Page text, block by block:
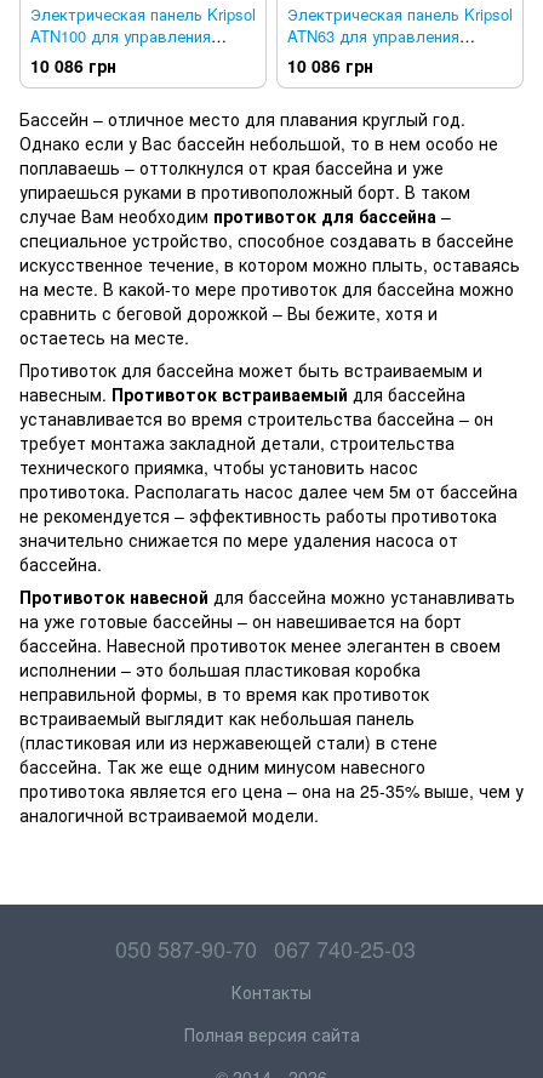
Электрическая панель Kripsol
ATN100 для управления
противотоком
10 086 грн
Электрическая панель Kripsol
ATN63 для управления
противотоком
10 086 грн
Бассейн – отличное место для плавания круглый год.
Однако если у Вас бассейн небольшой, то в нем особо не
поплаваешь – оттолкнулся от края бассейна и уже
упираешься руками в противоположный борт. В таком
случае Вам необходим противоток для бассейна –
специальное устройство, способное создавать в бассейне
искусственное течение, в котором можно плыть, оставаясь
на месте. В какой-то мере противоток для бассейна можно
сравнить с беговой дорожкой – Вы бежите, хотя и
остаетесь на месте.
Противоток для бассейна может быть встраиваемым и
навесным. Противоток встраиваемый для бассейна
устанавливается во время строительства бассейна – он
требует монтажа закладной детали, строительства
технического приямка, чтобы установить насос
противотока. Располагать насос далее чем 5м от бассейна
не рекомендуется – эффективность работы противотока
значительно снижается по мере удаления насоса от
бассейна.
Противоток навесной для бассейна можно устанавливать
на уже готовые бассейны – он навешивается на борт
бассейна. Навесной противоток менее элегантен в своем
исполнении – это большая пластиковая коробка
неправильной формы, в то время как противоток
встраиваемый выглядит как небольшая панель
(пластиковая или из нержавеющей стали) в стене
бассейна. Так же еще одним минусом навесного
противотока является его цена – она на 25-35% выше, чем у
аналогичной встраиваемой модели.
050 587-90-70 067 740-25-03
Контакты
Полная версия сайта